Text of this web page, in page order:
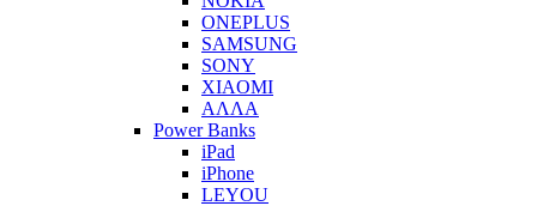
ONEPLUS
SAMSUNG
SONY
XIAOMI
ΑΛΛΑ
Power Banks
iPad
iPhone
LEYOU